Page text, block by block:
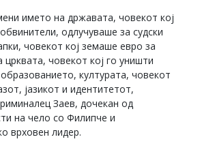
името на државата, човекот кој
одлучуваше за судски
човекот кој земаше евро за
човекот кој го уништи
културата, човекот
јазикот и идентитетот,
Заев, дочекан од
на чело со Филипче и
врховен лидер.